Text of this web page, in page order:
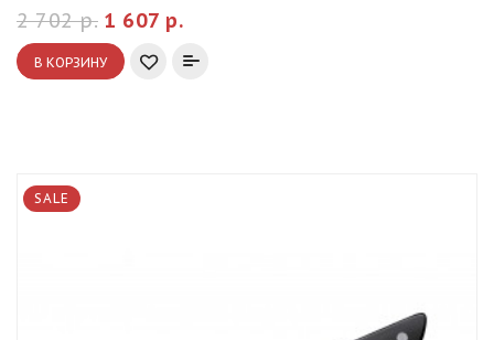
1 607 р.
2 702 р.
В КОРЗИНУ
SALE